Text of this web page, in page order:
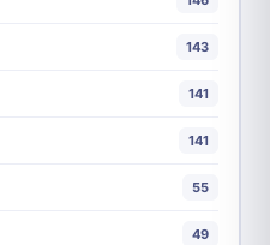
143
141
141
55
49